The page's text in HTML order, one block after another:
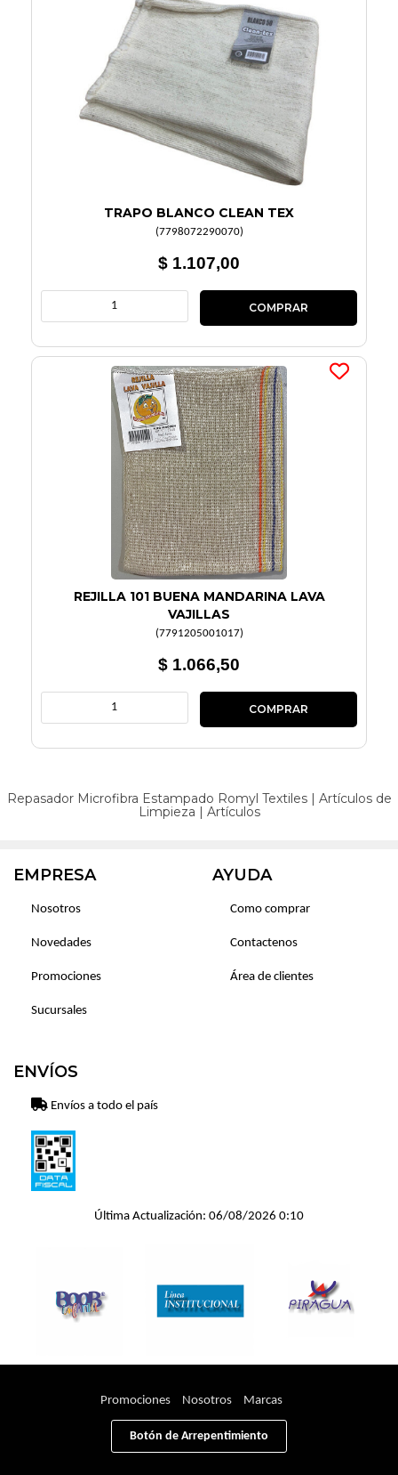
TRAPO BLANCO CLEAN TEX
(7798072290070)
$ 1.107,00
REJILLA 101 BUENA MANDARINA LAVA
VAJILLAS
(7791205001017)
$ 1.066,50
Repasador Microfibra Estampado Romyl Textiles| Artículos de
Limpieza | Artículos
EMPRESA
Nosotros
Novedades
Promociones
Sucursales
AYUDA
Como comprar
Contactenos
Área de clientes
ENVÍOS
Envíos a todo el país
Última Actualización: 06/08/2026 0:10
Promociones Nosotros Marcas
Botón de Arrepentimiento